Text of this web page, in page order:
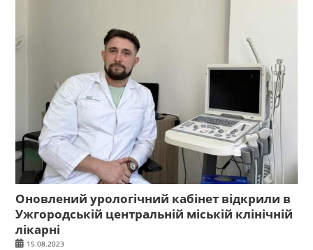
Оновлений урологічний кабінет відкрили в
Ужгородській центральній міській клінічній
лікарні
15.08.2023